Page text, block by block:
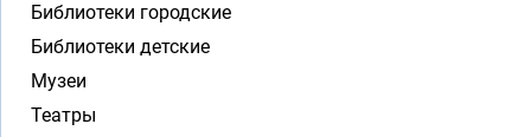
Библиотеки городские
Библиотеки детские
Музеи
Театры